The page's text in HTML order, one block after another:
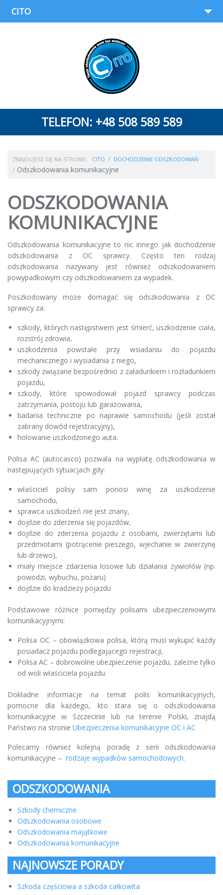
CITO
Dochodzenie odszkodowań
Współpraca
TELEFON: +48 508 589 589
ZNAJDUJESZ SIĘ NA STRONIE: CITO DOCHODZENIE ODSZKODOWAŃ
Odszkodowania komunikacyjne
ODSZKODOWANIA
KOMUNIKACYJNE
Odszkodowania komunikacyjne to nic innego jak dochodzenie
odszkodowania z OC sprawcy. Często ten rodzaj
odszkodowania nazywany jest również odszkodowaniem
powypadkowym czy odszkodowaniem za wypadek.
Poszkodowany może domagać się odszkodowania z OC
sprawcy za:
szkody, których następstwem jest śmierć, uszkodzenie ciała,
rozstrój zdrowia,
uszkodzenia powstałe przy wsiadaniu do pojazdu
mechanicznego i wysiadania z niego,
szkody związane bezpośrednio z załadunkiem i rozładunkiem
pojazdu,
szkody, które spowodował pojazd sprawcy podczas
zatrzymania, postoju lub garażowania,
badania techniczne po naprawie samochodu (jeśli został
zabrany dowód rejestracyjny),
holowanie uszkodzonego auta.
Polisa AC (autocasco) pozwala na wypłatę odszkodowania w
następujących sytuacjach gdy:
właściciel polisy sam ponosi winę za uszkodzenie
samochodu,
sprawca uszkodzeń nie jest znany,
dojdzie do zderzenia się pojazdów,
dojdzie do zderzenia pojazdu z osobami, zwierzętami lub
przedmiotami (potrącenie pieszego, wjechanie w zwierzynę
lub drzewo),
miały miejsce zdarzenia losowe lub działania żywiołów (np.
powodzi, wybuchu, pożaru)
dojdzie do kradzieży pojazdu
Podstawowe różnice pomiędzy polisami ubezpieczeniowymi
komunikacyjnymi:
Polisa OC – obowiązkowa polisa, którą musi wykupić każdy
posiadacz pojazdu podlegającego rejestracji,
Polisa AC – dobrowolne ubezpieczenie pojazdu, zależne tylko
od woli właściciela pojazdu.
Dokładne informacje na temat polis komunikacyjnych,
pomocne dla każdego, kto stara się o odszkodowania
komunikacyjne w Szczecinie lub na terenie Polski, znajdą
Państwo na stronie Ubezpieczenia komunikacyjne OC i AC
Polecamy również kolejną poradę z serii odszkodowania
komunikacyjne – rodzaje wypadków samochodowych.
ODSZKODOWANIA
Szkody chemiczne
Odszkodowania osobowe
Odszkodowania majątkowe
Odszkodowania komunikacyjne
NAJNOWSZE PORADY
Szkoda częściowa a szkoda całkowita